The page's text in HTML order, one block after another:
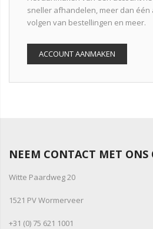
sneller afhandelen, meer dan één
volgen van bestellingen en meer.
ACCOUNT AANMAKEN
NEEM CONTACT MET ONS
Witte Paardweg 20
1521 PV Wormerveer
+31 (0) 75 621 1001